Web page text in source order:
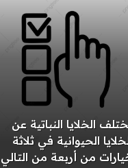
الخلايا النباتية عن
الحيوانية في ثلاثة
من أربعة من التالي